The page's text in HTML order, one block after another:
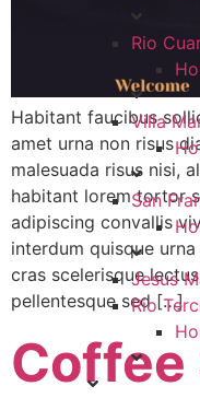
Rio
Villa
San
Jesus
Rio
Habitant faucibus
amet urna non risus
malesuada risus nisi,
habitant lorem tortor
adipiscing convallis
interdum quisque
cras scelerisque
pellentesque sed […]
Coffee